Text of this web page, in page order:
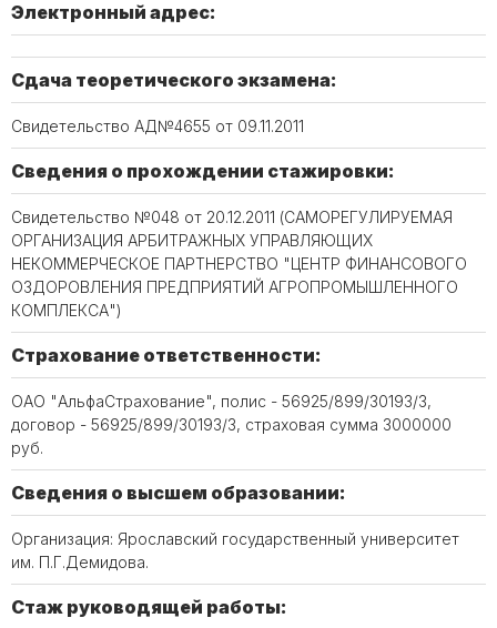
Электронный адрес:
Сдача теоретического экзамена:
Свидетельство АД№4655 от 09.11.2011
Сведения о прохождении стажировки:
Свидетельство №048 от 20.12.2011 (САМОРЕГУЛИРУЕМАЯ
ОРГАНИЗАЦИЯ АРБИТРАЖНЫХ УПРАВЛЯЮЩИХ
НЕКОММЕРЧЕСКОЕ ПАРТНЕРСТВО "ЦЕНТР ФИНАНСОВОГО
ОЗДОРОВЛЕНИЯ ПРЕДПРИЯТИЙ АГРОПРОМЫШЛЕННОГО
КОМПЛЕКСА")
Страхование ответственности:
ОАО "АльфаСтрахование", полис - 56925/899/30193/3,
договор - 56925/899/30193/3, страховая сумма 3000000
руб.
Сведения о высшем образовании:
Организация: Ярославский государственный университет
им. П.Г.Демидова.
Стаж руководящей работы: